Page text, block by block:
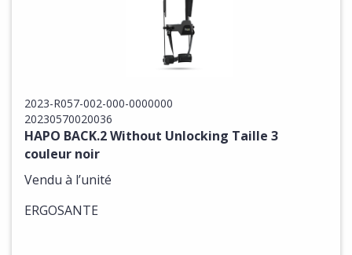
2023-R057-002-000-0000000
20230570020036
HAPO BACK.2 Without Unlocking Taille 3
couleur noir
Vendu à l’unité
ERGOSANTE